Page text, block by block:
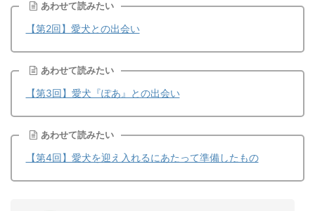
あわせて読みたい
【第2回】愛犬との出会い
あわせて読みたい
【第3回】愛犬『ぽあ』との出会い
あわせて読みたい
【第4回】愛犬を迎え入れるにあたって準備したもの